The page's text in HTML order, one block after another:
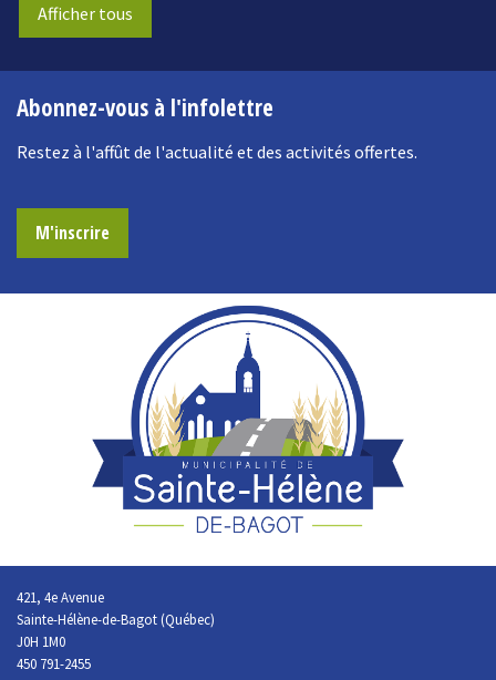
Afficher tous
Abonnez-vous à l'infolettre
Restez à l'affût de l'actualité et des activités offertes.
M'inscrire
421, 4e Avenue
Sainte-Hélène-de-Bagot (Québec)
J0H 1M0
450 791-2455